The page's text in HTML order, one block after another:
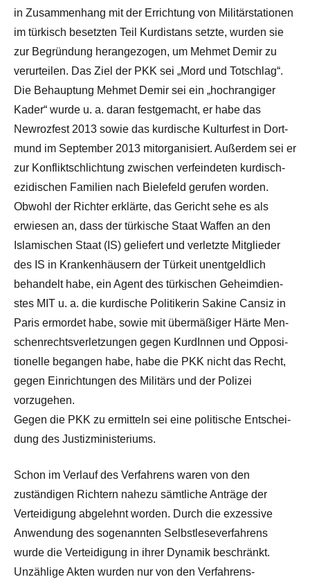
in Zusam­men­hang mit der Errich­tung von Mil­itärsta­tio­nen
im türkisch beset­zten Teil Kur­dis­tans set­zte, wur­den sie
zur Begrün­dung herange­zo­gen, um Mehmet Demir zu
verurteilen. Das Ziel der PKK sei „Mord und Totschlag“.
Die Behaup­tung Mehmet Demir sei ein „hochrangiger
Kader“ wurde u. a. daran fest­gemacht, er habe das
Newrozfest 2013 sowie das kur­dis­che Kul­tur­fest in Dort­
mund im Sep­tem­ber 2013 mitor­gan­isiert. Außer­dem sei er
zur Kon­flik­tschlich­tung zwis­chen ver­fein­de­ten kurdisch-
ezidischen Fam­i­lien nach Biele­feld gerufen wor­den.
Obwohl der Richter erk­lärte, das Gericht sehe es als
erwiesen an, dass der türkische Staat Waf­fen an den
Islamis­chen Staat (IS) geliefert und ver­let­zte Mit­glieder
des IS in Kranken­häusern der Türkeit unent­geldlich
behan­delt habe, ein Agent des türkischen Geheim­di­en­
stes MIT u. a. die kur­dis­che Poli­tik­erin Sakine Can­siz in
Paris ermordet habe, sowie mit über­mäßiger Härte Men­
schen­rechtsver­let­zun­gen gegen Kur­dInnen und Oppo­si­
tionelle began­gen habe, habe die PKK nicht das Recht,
gegen Ein­rich­tun­gen des Mil­itärs und der Polizei
vorzugehen.
Gegen die PKK zu ermit­teln sei eine poli­tis­che Entschei­
dung des Justizministeriums.
Schon im Ver­lauf des Ver­fahrens waren von den
zuständi­gen Richtern nahezu sämtliche Anträge der
Vertei­di­gung abgelehnt wor­den. Durch die exzes­sive
Anwen­dung des soge­nan­nten Selb­stle­sev­er­fahrens
wurde die Vertei­di­gung in ihrer Dynamik beschränkt.
Unzäh­lige Akten wur­den nur von den Ver­fahrens­